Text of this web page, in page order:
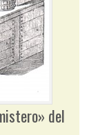
del